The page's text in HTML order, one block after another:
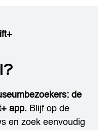
de
app. Blijf op de
en zoek eenvoudig